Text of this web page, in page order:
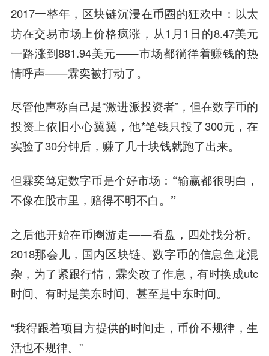
2017一整年，区块链沉浸在币圈的狂欢中：以太
坊在交易市场上价格疯涨，从1月1日的8.47美元
一路涨到881.94美元——市场都徜徉着赚钱的热
情呼声——霖奕被打动了。
尽管他声称自己是“激进派投资者”，但在数字币的
投资上依旧小心翼翼，他*笔钱只投了300元，在
实验了30分钟后，赚了几十块钱就跑了出来。
但霖奕笃定数字币是个好市场： “输赢都很明白，
不像在股市里，赔得不明不白。”
之后他开始在币圈游走——看盘，四处找分析。
2018那会儿，国内区块链、数字币的信息鱼龙混
杂，为了紧跟行情，霖奕改了作息，有时换成utc
时间、有时是美东时间、甚至是中东时间。
“我得跟着项目方提供的时间走，币价不规律，生
活也不规律。”